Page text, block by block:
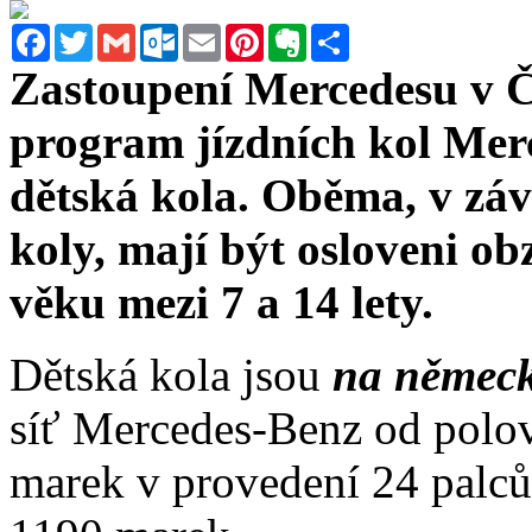
FacebookTwitterGmail Outlook.com
Email PinterestEvernote
Zastoupení Mercedesu v
program jízdních kol
dětská kola. Oběma, v
koly, mají být osloveni
věku mezi 7 a 14 lety.
Dětská kola jsou na
síť Mercedes-Benz od
marek v provedení 24